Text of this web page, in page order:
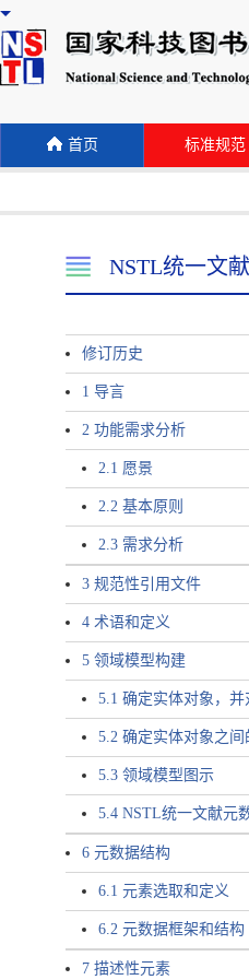
首页 标准规范
NSTL统一文
修订历史
1 导言
2 功能需求分析
2.1 愿景
2.2 基本原则
2.3 需求分析
3 规范性引用文件
4 术语和定义
5 领域模型构建
5.1 确定实体对象，
5.2 确定实体对象之
5.3 领域模型图示
5.4 NSTL统一文献元
6 元数据结构
6.1 元素选取和定义
6.2 元数据框架和结构
7 描述性元素